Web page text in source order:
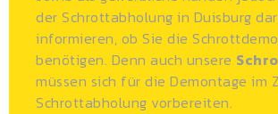
der Schrottabholung in Duisburg
informieren, ob Sie die
benötigen. Denn auch unsere
müssen sich für die Demontage im
Schrottabholung vorbereiten.